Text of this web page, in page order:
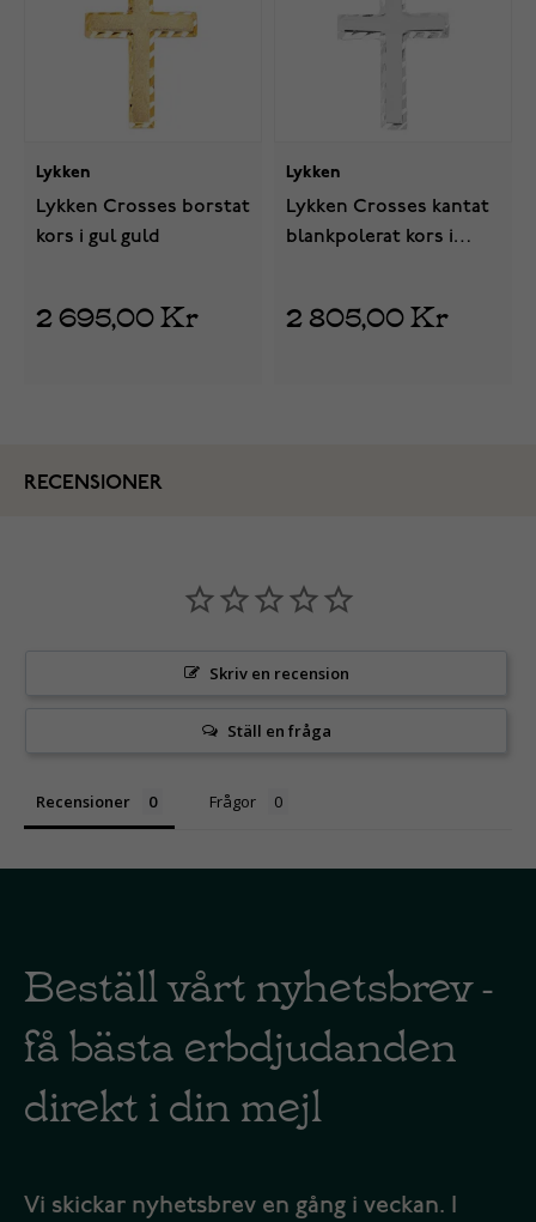
Lykken
Lykken Crosses borstat
kors i gul guld
2 695,00 Kr
Lykken
Lykken Crosses kantat
blankpolerat kors i
2 805,00 Kr
RECENSIONER
Skriv en recension
Ställ en fråga
Recensioner Frågor
Beställ vårt nyhetsbrev -
få bästa erbdjudanden
direkt i din mejl
Vi skickar nyhetsbrev en gång i veckan. I